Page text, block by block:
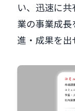
い、迅速に
業の事業成長
進・成果を出